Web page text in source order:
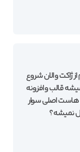
ژاکت و الان شروع
قالب و افزونه
هاست اصلی سوار
نمیشه ؟